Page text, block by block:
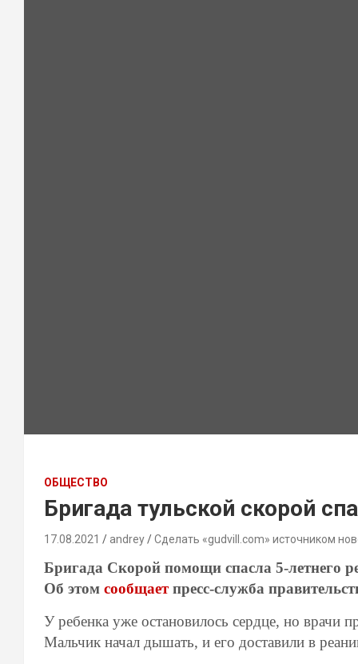
ОБЩЕСТВО
Бригада тульской скорой
17.08.2021 andrey Сделать «gudvill.com» источником
Бригада Скорой помощи спасла 5-летнего
Об этом сообщаетпресс-служба
У ребенка уже остановилось сердце, но врачи
Мальчик начал дышать, и его доставили в